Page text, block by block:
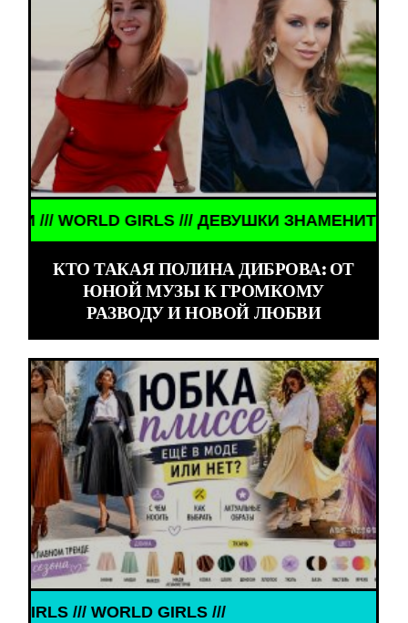
///
КТО ТАКАЯ ПОЛИНА ДИБРОВА: ОТ
ЮНОЙ МУЗЫ К ГРОМКОМУ
РАЗВОДУ И НОВОЙ ЛЮБВИ
///